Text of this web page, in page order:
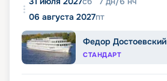
06 августа 2027пт
Федор Достоевский
СТАНДАРТ